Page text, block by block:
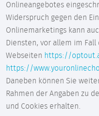
Onlineangebotes
Widerspruch gegen den
Onlinemarketings kann
Diensten, vor allem im Fall
Webseiten https://
https://
Daneben können Sie
Rahmen der Angaben zu
und Cookies erhalten.